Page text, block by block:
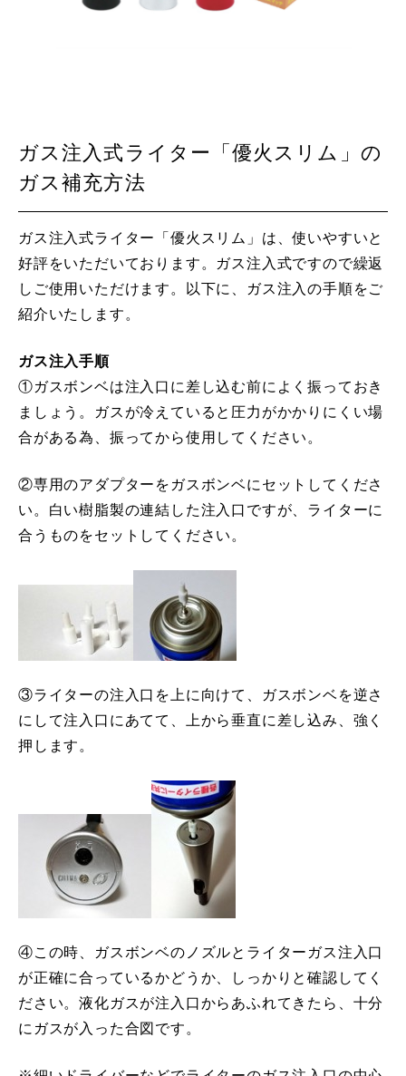
ガス注入式ライター「優火スリム」の
ガス補充方法
ガス注入式ライター「優火スリム」は、使いやすいと
好評をいただいております。ガス注入式ですので繰返
しご使用いただけます。以下に、ガス注入の手順をご
紹介いたします。
ガス注入手順
①ガスボンベは注入口に差し込む前によく振っておき
ましょう。ガスが冷えていると圧力がかかりにくい場
合がある為、振ってから使用してください。
②専用のアダプターをガスボンベにセットしてくださ
い。白い樹脂製の連結した注入口ですが、ライターに
合うものをセットしてください。
③ライターの注入口を上に向けて、ガスボンベを逆さ
にして注入口にあてて、上から垂直に差し込み、強く
押します。
④この時、ガスボンベのノズルとライターガス注入口
が正確に合っているかどうか、しっかりと確認してく
ださい。液化ガスが注入口からあふれてきたら、十分
にガスが入った合図です。